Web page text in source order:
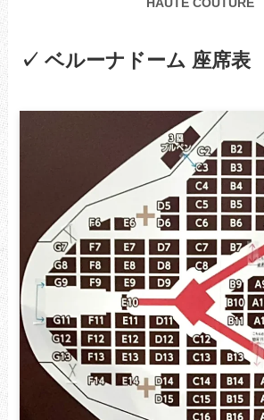
✓ ベルーナドーム 座席表